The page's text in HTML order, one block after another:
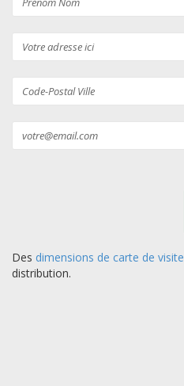
Des dimensions de carte de visite
distribution.